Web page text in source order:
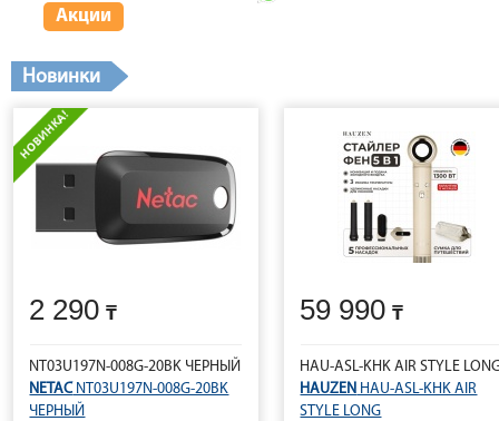
Акции
Новинки
2 290
NT03U197N-008G-20BK ЧЕРНЫЙ
NETACNT03U197N-008G-20BK
ЧЕРНЫЙ
59 990
HAU-ASL-KHK AIR STYLE
HAUZEN HAU-ASL-KHK AIR
STYLE LONG